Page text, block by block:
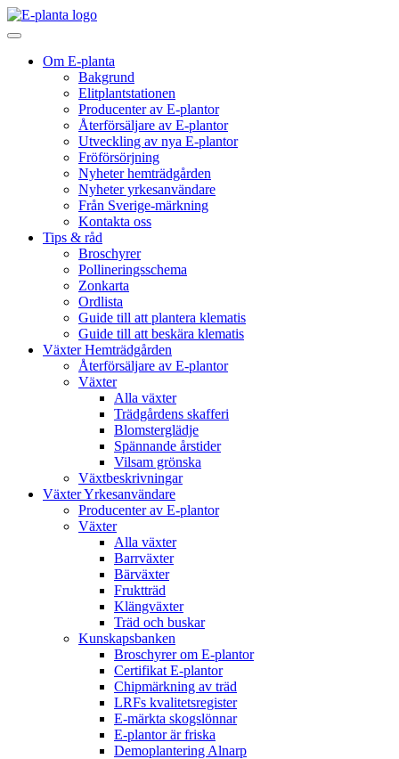
Hoppa till innehåll
Huvudnavigering
Om E-planta
Bakgrund
Elitplantstationen
Producenter av E-plantor
Återförsäljare av E-plantor
Utveckling av nya E-plantor
Fröförsörjning
Nyheter hemträdgården
Nyheter yrkesanvändare
Från Sverige-märkning
Kontakta oss
Tips & råd
Broschyrer
Pollineringsschema
Zonkarta
Ordlista
Guide till att plantera klematis
Guide till att beskära klematis
Växter Hemträdgården
Återförsäljare av E-plantor
Växter
Alla växter
Trädgårdens skafferi
Blomsterglädje
Spännande årstider
Vilsam grönska
Växtbeskrivningar
Växter Yrkesanvändare
Producenter av E-plantor
Växter
Alla växter
Barrväxter
Bärväxter
Fruktträd
Klängväxter
Träd och buskar
Kunskapsbanken
Broschyrer om E-plantor
Certifikat E-plantor
Chipmärkning av träd
LRFs kvalitetsregister
E-märkta skogslönnar
E-plantor är friska
Demoplantering Alnarp